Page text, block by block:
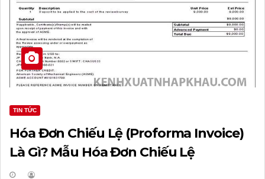
TIN TỨC
Hóa Đơn Chiếu Lệ (Proforma Invoice)
Là Gì? Mẫu Hóa Đơn Chiếu Lệ